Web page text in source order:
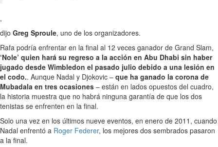
,
dijo Greg Sproule, uno de los organizadores.
Rafa podría enfrentar en la final al 12 veces ganador de Grand Slam,
‘Nole’ quien hará su regreso a la acción en Abu Dhabi sin haber
jugado desde Wimbledon el pasado julio debido a una lesión en
el codo.. Aunque Nadal y Djokovic – que ha ganado la corona de
Mubadala en tres ocasiones – están en lados opuestos del cuadro,
la historia muestra que no habrá ninguna garantía de que los dos
tenistas se enfrenten en la final.
Solo una vez en los últimos nueve eventos, en enero de 2011, cuando
Nadal enfrentó a Roger Federer, los mejores dos sembrados pasaron
a la final.